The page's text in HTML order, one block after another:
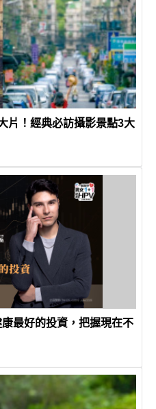
片！經典必訪攝影景點3大
最好的投資，把握現在不